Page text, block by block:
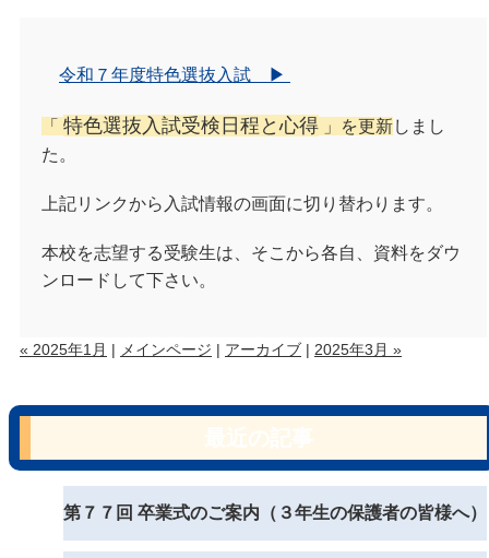
令和７年度特色選抜入試 ▶
「 特色選抜入試受検日程と心得 」を更新しまし
た。
上記リンクから入試情報の画面に切り替わります。
本校を志望する受験生は、そこから各自、資料をダウ
ンロードして下さい。
« 2025年1月 | メインページ | アーカイブ | 2025年3月 »
第７７回 卒業式のご案内（３年生の保護者の皆様へ）